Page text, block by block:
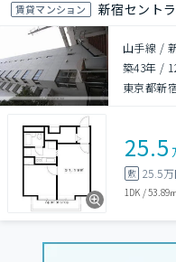
賃貸マンション 新宿セント
山手線 /
築43年 /
東京都新
25.5
敷 25.5
1DK /53.89